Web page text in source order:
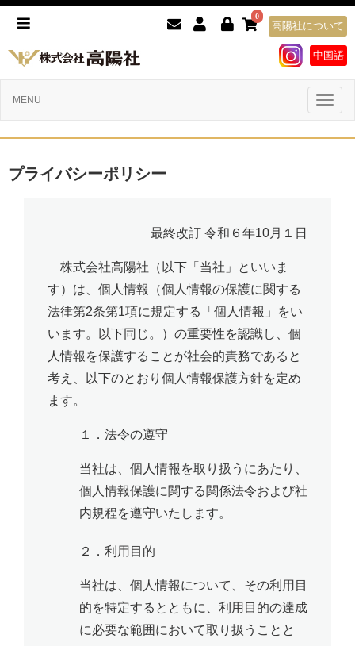
0
高陽社について
中国語
MENU
プライバシーポリシー
最終改訂 令和６年10月１日
株式会社高陽社（以下「当社」といいま
す）は、個人情報（個人情報の保護に関する
法律第2条第1項に規定する「個人情報」をい
います。以下同じ。）の重要性を認識し、個
人情報を保護することが社会的責務であると
考え、以下のとおり個人情報保護方針を定め
ます。
１．法令の遵守
当社は、個人情報を取り扱うにあたり、
個人情報保護に関する関係法令および社
内規程を遵守いたします。
２．利用目的
当社は、個人情報について、その利用目
的を特定するとともに、利用目的の達成
に必要な範囲において取り扱うことと